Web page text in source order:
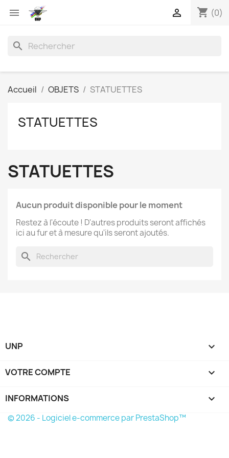
 shopping_cart (0)

search
Accueil OBJETS STATUETTES
STATUETTES
STATUETTES
Aucun produit disponible pour le moment
Restez à l'écoute ! D'autres produits seront affichés
ici au fur et à mesure qu'ils seront ajoutés.
search
UNP 
VOTRE COMPTE 
INFORMATIONS keyboard_arrow_down
© 2026 - Logiciel e-commerce par PrestaShop™